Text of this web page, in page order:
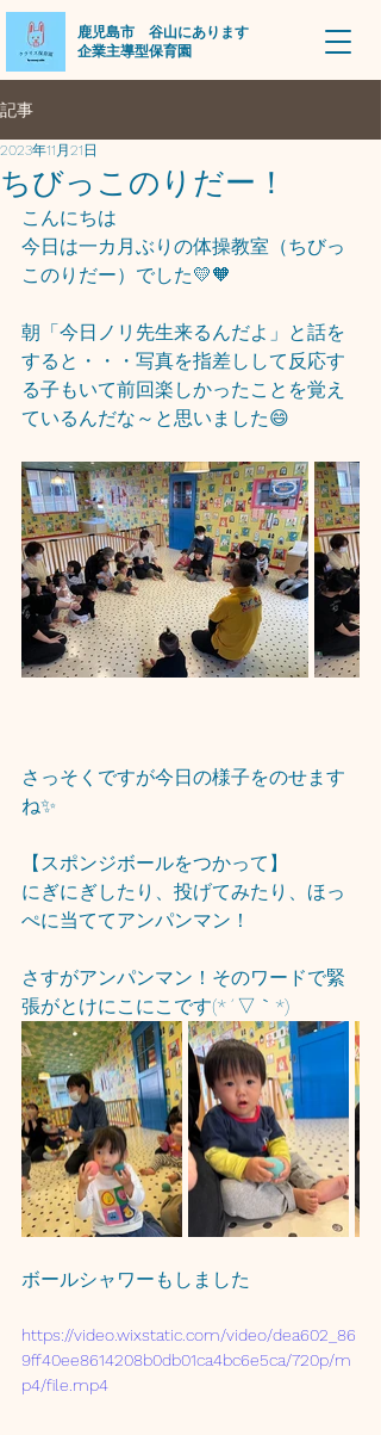
​鹿児島市 谷山にあります
企業主導型保育園
記事
ちびっこのりだー！
2023年11月21日
こんにちは
今日は一カ月ぶりの体操教室（ちびっ
このりだー）でした💛🧡
朝「今日ノリ先生来るんだよ」と話を
すると・・・写真を指差しして反応す
る子もいて前回楽しかったことを覚え
ているんだな～と思いました😄
さっそくですが今日の様子をのせます
ね✨
【スポンジボールをつかって】
にぎにぎしたり、投げてみたり、ほっ
ぺに当ててアンパンマン！
さすがアンパンマン！そのワードで緊
張がとけにこにこです(*´▽｀*)
ボールシャワーもしました
https://video.wixstatic.com/video/dea602_86
9ff40ee8614208b0db01ca4bc6e5ca/720p/m
p4/file.mp4